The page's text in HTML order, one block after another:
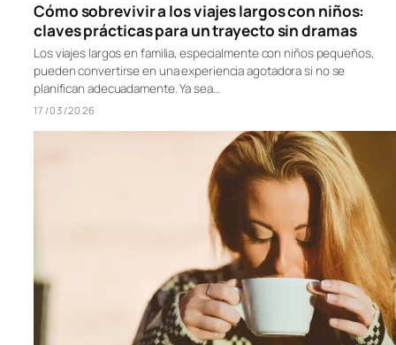
Cómo sobrevivir a los viajes largos con niños:
claves prácticas para un trayecto sin dramas
Los viajes largos en familia, especialmente con niños pequeños,
pueden convertirse en una experiencia agotadora si no se
planifican adecuadamente. Ya sea…
17/03/2026